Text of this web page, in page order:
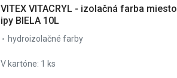
VITEX VITACRYL - izolačná farba miesto
ipy BIELA 10L
hydroizolačné farby
V kartóne: 1 ks